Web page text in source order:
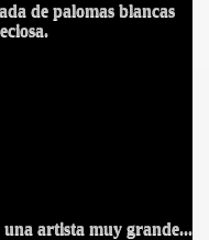
de palomas blancas
artista muy grande...